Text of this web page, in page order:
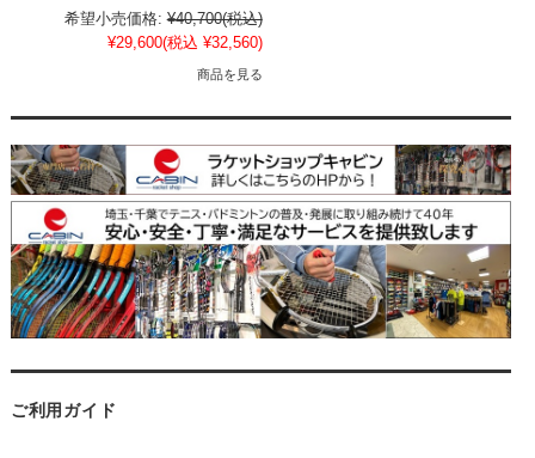
希望小売価格: ¥40,700(税込)
¥29,600(税込 ¥32,560)
商品を見る
ご利用ガイド